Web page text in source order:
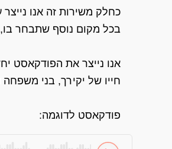
בכל מקום נוסף שתבחר
אנו נייצר את הפודקאסט
חייו של יקירך, בני
פודקאסט לדוגמה: